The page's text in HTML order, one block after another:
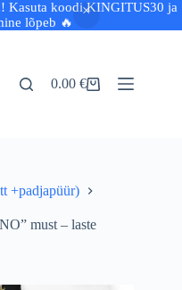
Kasuta koodi KINGITUS30 ja
lõpeb 🔥
Shopping
0.00€
+padjapüür)
must – laste